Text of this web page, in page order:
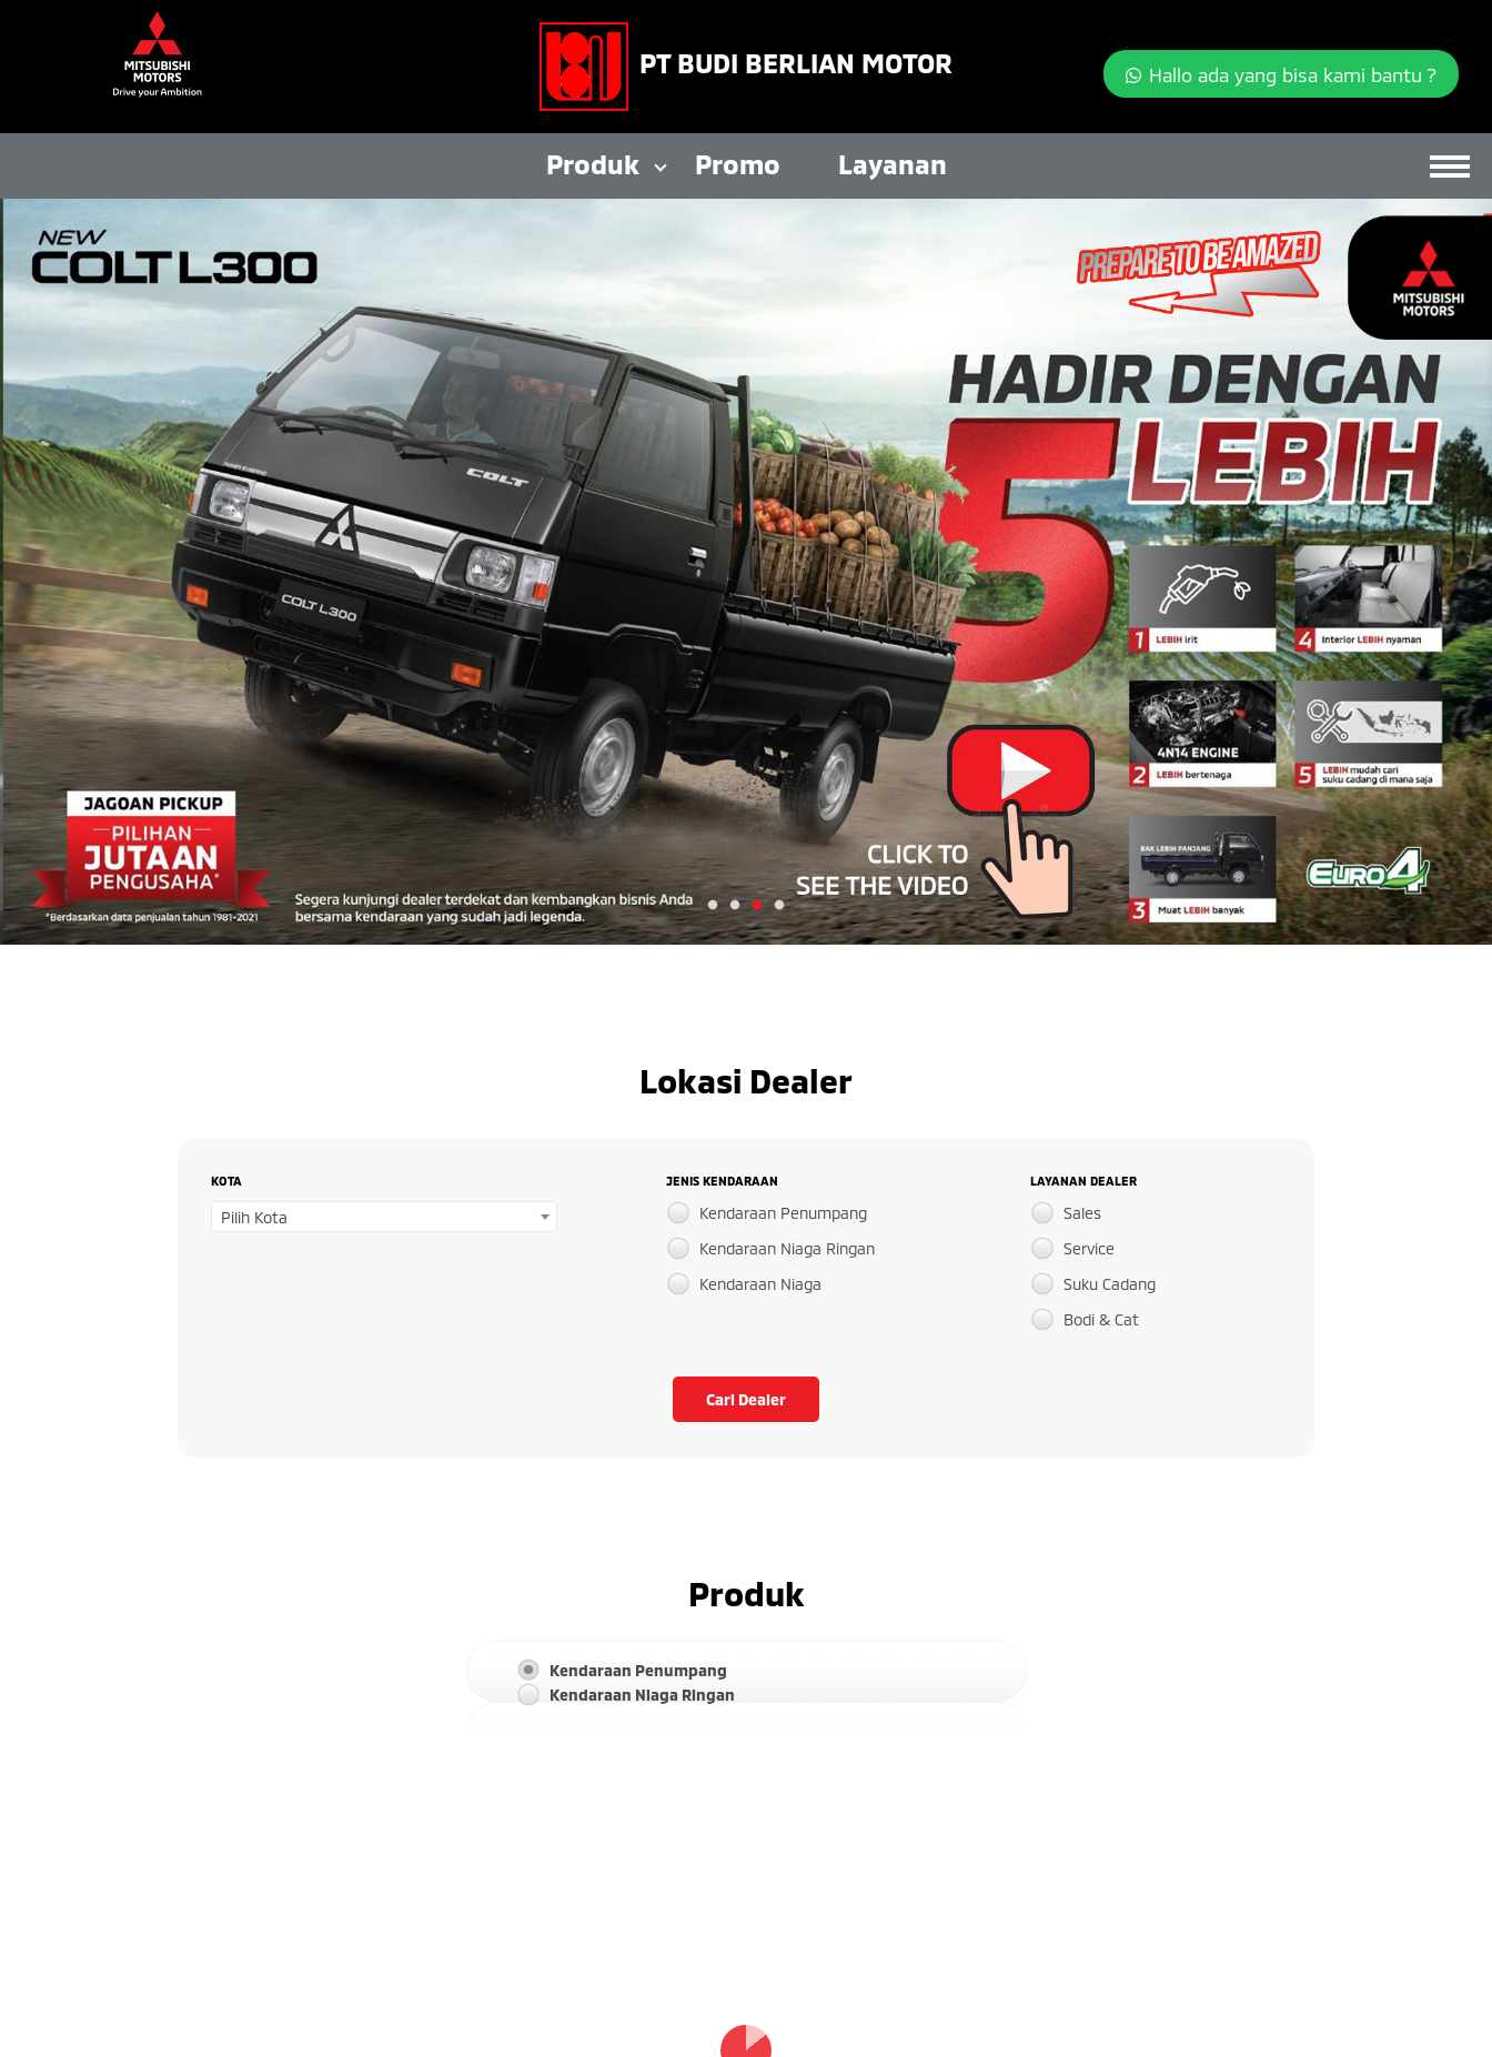
PT BUDI BERLIAN MOTOR
Produk Promo Layanan
Lokasi Dealer
KOTA
Pilih Kota
JENIS KENDARAAN
Kendaraan Penumpang
Kendaraan Niaga Ringan
Kendaraan Niaga
LAYANAN DEALER
Sales
Service
Suku Cadang
Bodi & Cat
Cari Dealer
Produk
Kendaraan Penumpang
Kendaraan Niaga Ringan
Hallo ada yang bisa kami bantu ?